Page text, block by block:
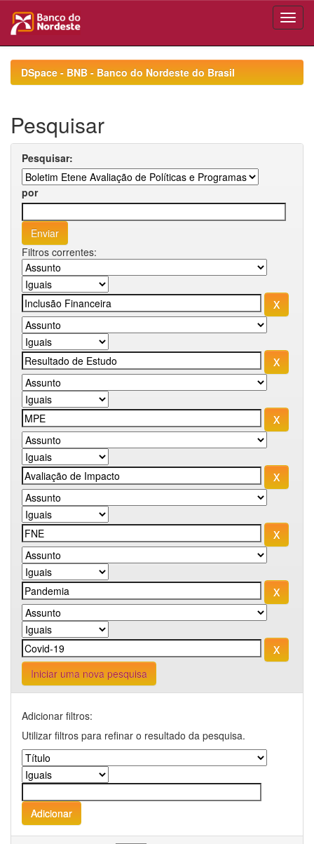
navigationDSpace - BNB - Banco do Nordeste do Brasil
Pesquisar
Pesquisar:
por
Filtros correntes:
Iniciar uma nova pesquisa
Adicionar filtros:
Utilizar filtros para refinar o resultado da pesquisa.